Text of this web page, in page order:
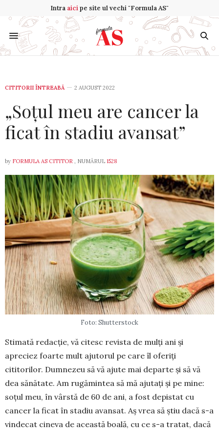
Intra aicipe site ul vechi "Formula AS"
CITITORII ÎNTREABĂ 2 AUGUST 2022
„Soțul meu are cancer la
ficat în stadiu avansat”
by FORMULA AS CITITOR , NUMĂRUL 1528
Foto: Shutterstock
Stimată redacție, vă citesc revista de mulți ani și
apreciez foarte mult ajutorul pe care îl oferiți
cititorilor. Dumnezeu să vă ajute mai departe și să vă
dea sănătate. Am rugămintea să mă ajutați și pe mine:
soțul meu, în vârstă de 60 de ani, a fost depistat cu
cancer la ficat în stadiu avansat. Aș vrea să știu dacă s-a
vindecat cineva de a­ceastă boală, cu ce s-a tratat, dacă